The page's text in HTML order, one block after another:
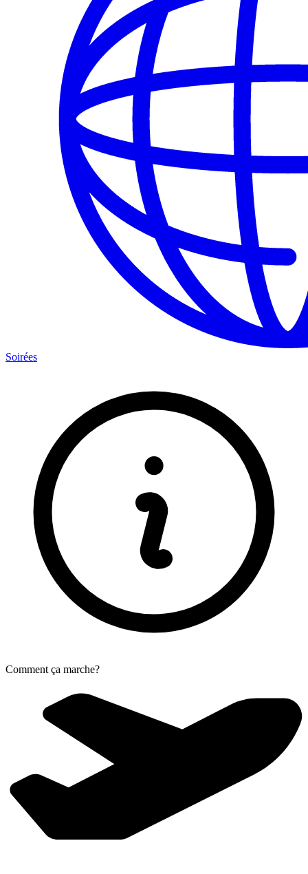
Soirées
Comment ça marche?